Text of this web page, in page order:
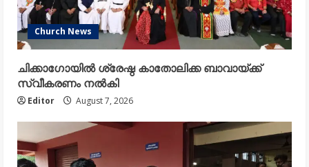
Church News
ചിക്കാഗോയിൽ ശ്രേഷ്ഠ കാതോലിക്ക ബാവായ്ക്ക്
സ്വീകരണം നൽകി
Editor August 7, 2026